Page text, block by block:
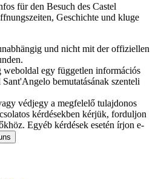
für den Besuch des Castel
Geschichte und kluge
und nicht mit der offiziellen
weboldal egy független információs
bemutatásának szenteli
védjegy a megfelelő tulajdonos
kérdésekben kérjük, forduljon
Egyéb kérdések esetén írjon e-